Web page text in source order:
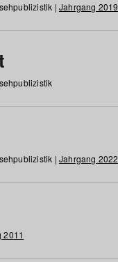
| Jahrgang 2019
| Jahrgang 2022
2011